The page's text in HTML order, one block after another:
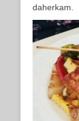
daherkam.